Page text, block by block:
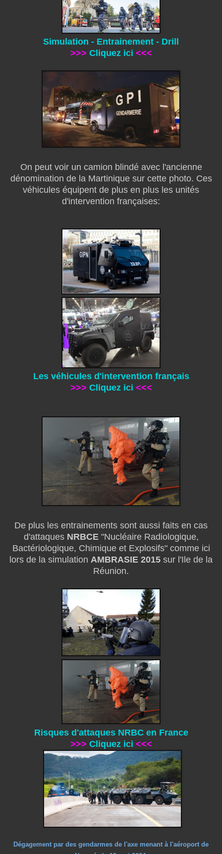
Simulation - Entrainement - Drill
>>> Cliquez ici <<<
On peut voir un camion blindé avec l'ancienne
dénomination de la Martinique sur cette photo. Ces
véhicules équipent de plus en plus les unités
d'intervention françaises:
Les véhicules d'intervention français
>>> Cliquez ici <<<
De plus les entrainements sont aussi faits en cas
d'attaques NRBCE"Nucléaire Radiologique,
Bactériologique, Chimique et Explosifs" comme ici
lors de la simulation AMBRASIE 2015 sur l'Ile de la
Réunion.
Risques d'attaques NRBC en France
>>> Cliquez ici <<<
Dégagement par des gendarmes de l'axe menant à l'aéroport de